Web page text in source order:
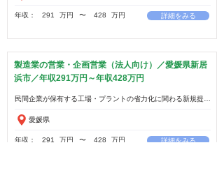
年収： 291 万円 ​〜 428 万円 詳細をみる
製造業の営業・企画営業（法人向け）／愛媛県新居
浜市／年収291万円～年収428万円
愛媛県
年収： 291 万円 ​〜 428 万円 詳細をみる